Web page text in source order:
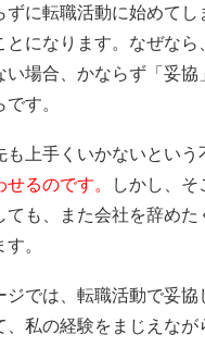
ずに転職活動に始めてし
とになります。なぜなら
い場合、かならず「妥協
す。
上手くいかないという
るのです。
しかし、そ
ても、また会社を辞めた
。
ジでは、転職活動で妥協
私の経験をまじえなが